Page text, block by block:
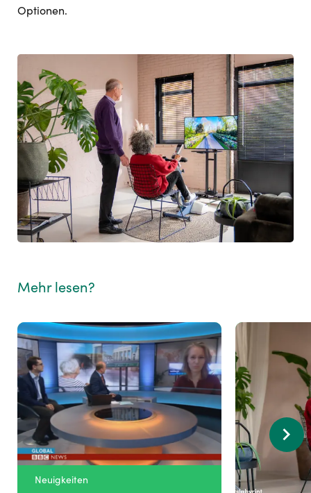
Optionen.
Mehr lesen?
Neuigkeiten